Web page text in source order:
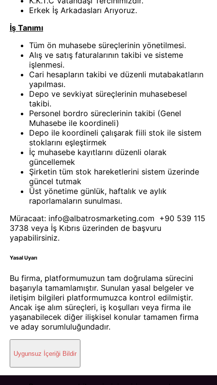
Erkek İş Arkadasları Arıyoruz.
İş Tanımı
Tüm ön muhasebe süreçlerinin yönetilmesi.
Alış ve satış faturalarının takibi ve sisteme
işlenmesi.
Cari hesapların takibi ve düzenli mutabakatların
yapılması.
Depo ve sevkiyat süreçlerinin muhasebesel
takibi.
Personel bordro süreclerinin takibi (Genel
Muhasebe ile koordineli)
Depo ile koordineli çalışarak fiili stok ile sistem
stoklarını eşleştirmek
İç muhasebe kayıtlarını düzenli olarak
güncellemek
Şirketin tüm stok hareketlerini sistem üzerinde
güncel tutmak
Üst yönetime günlük, haftalık ve aylık
raporlamaların sunulması.
Müracaat: info@albatrosmarketing.com +90 539 115
3738 veya İş Kıbrıs üzerinden de başvuru
yapabilirsiniz.
Yasal Uyarı
Bu firma, platformumuzun tam doğrulama sürecini
başarıyla tamamlamıştır. Sunulan yasal belgeler ve
iletişim bilgileri platformumuzca kontrol edilmiştir.
Ancak işe alım süreçleri, iş koşulları veya firma ile
yaşanabilecek diğer ilişkisel konular tamamen firma
ve aday sorumluluğundadır.
Uygunsuz İçeriği Bildir